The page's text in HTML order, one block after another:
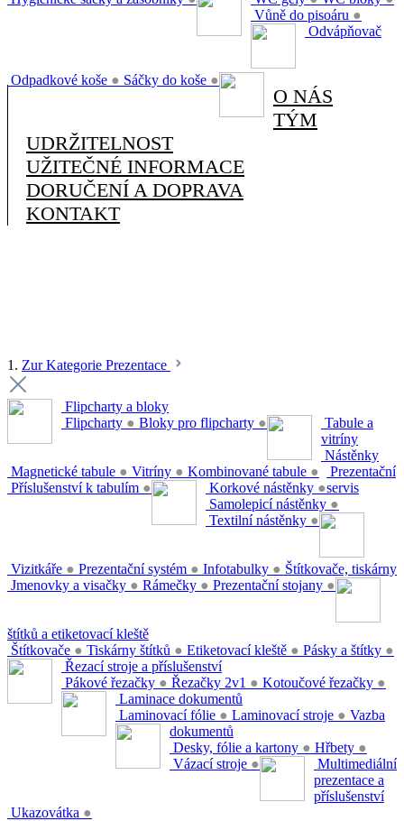
Vůně do pisoáru ●
Odpadkové koše ● Sáčky do koše ●
Odvápňovač
O NÁS
TÝM
UDRŽITELNOST
UŽITEČNÉ INFORMACE
DORUČENÍ A DOPRAVA
KONTAKT
1. Zur Kategorie Prezentace
Flipcharty a bloky
Flipcharty ● Bloky pro flipcharty ●
Tabule a
vitríny
Magnetické tabule ● Vitríny ● Kombinované tabule ●
Příslušenství k tabulím ●
Nástěnky
Korkové nástěnky ●
Samolepicí nástěnky ●
Textilní nástěnky ●
Prezentační
servis
Vizitkáře ● Prezentační systém ● Infotabulky ●
Jmenovky a visačky ● Rámečky ● Prezentační stojany ●
Štítkovače, tiskárny
štítků a etiketovací kleště
Štítkovače ● Tiskárny štítků ● Etiketovací kleště ● Pásky a štítky ●
Řezací stroje a příslušenství
Pákové řezačky ● Řezačky 2v1 ● Kotoučové řezačky ●
Laminace dokumentů
Laminovací fólie ● Laminovací stroje ● Vazba
dokumentů
Desky, fólie a kartony ● Hřbety ●
Vázací stroje ●
Multimediální
prezentace a
příslušenství
Ukazovátka ●